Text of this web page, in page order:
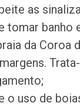
as
tomar banho
da Coroa
o uso de